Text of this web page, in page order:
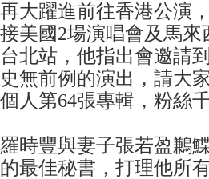
再大躍進前往香港公演
接美國2場演唱會及馬
台北站，他指出會邀請
史無前例的演出，請大
個人第64張專輯，粉絲
羅時豐與妻子張若盈鶼
的最佳秘書，打理他所